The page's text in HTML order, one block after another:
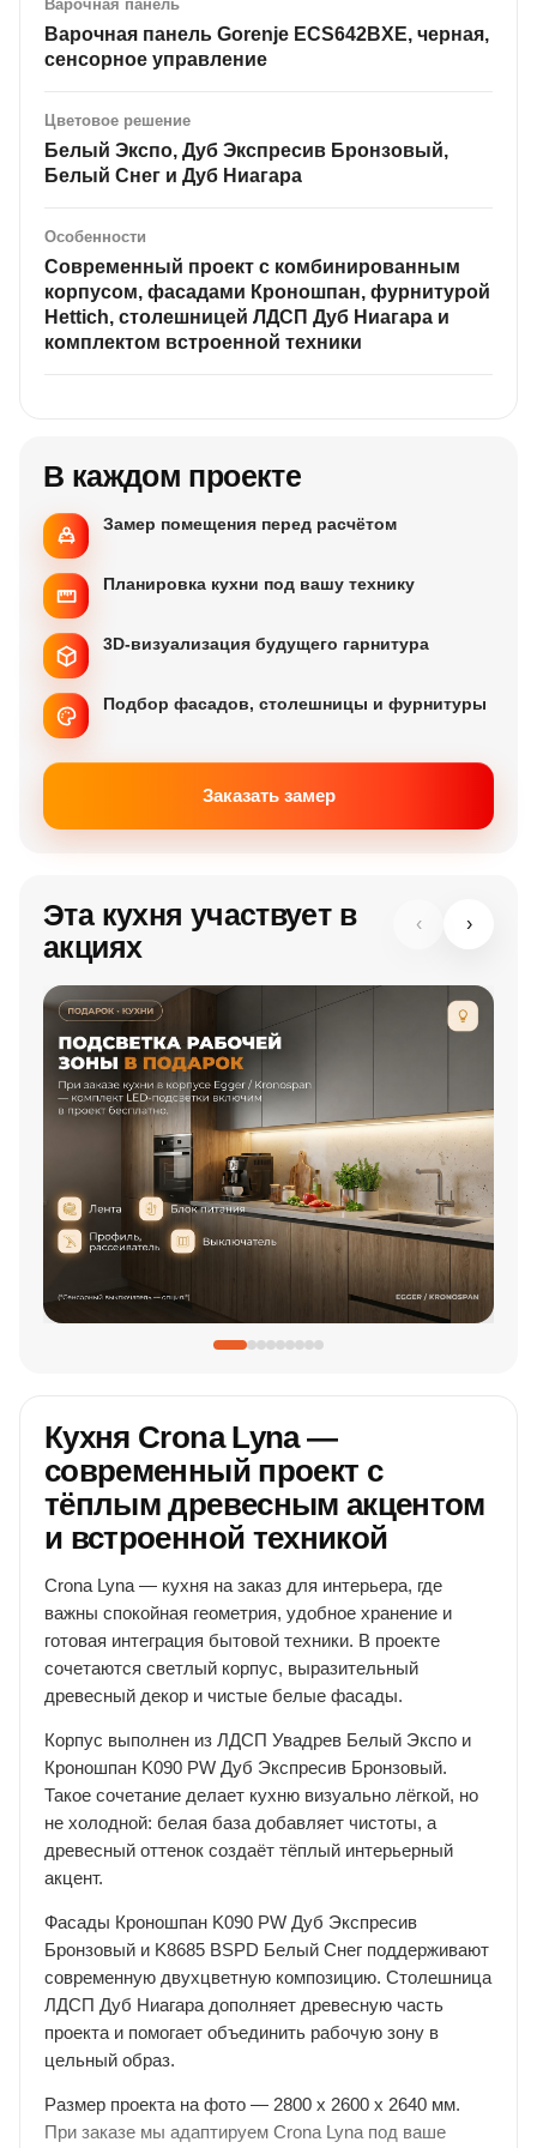
Варочная панель
Варочная панель Gorenje ECS642BXE, черная,
сенсорное управление
Цветовое решение
Белый Экспо, Дуб Экспресив Бронзовый,
Белый Снег и Дуб Ниагара
Особенности
Современный проект с комбинированным
корпусом, фасадами Кроношпан, фурнитурой
Hettich, столешницей ЛДСП Дуб Ниагара и
комплектом встроенной техники
В каждом проекте
Замер помещения перед расчётом
Планировка кухни под вашу технику
3D-визуализация будущего гарнитура
Подбор фасадов, столешницы и фурнитуры
Заказать замер
Эта кухня участвует в
акциях
‹ ›
Кухня Crona Lyna —
современный проект с
тёплым древесным акцентом
и встроенной техникой
Crona Lyna — кухня на заказ для интерьера, где
важны спокойная геометрия, удобное хранение и
готовая интеграция бытовой техники. В проекте
сочетаются светлый корпус, выразительный
древесный декор и чистые белые фасады.
Корпус выполнен из ЛДСП Увадрев Белый Экспо и
Кроношпан K090 PW Дуб Экспресив Бронзовый.
Такое сочетание делает кухню визуально лёгкой, но
не холодной: белая база добавляет чистоты, а
древесный оттенок создаёт тёплый интерьерный
акцент.
Фасады Кроношпан K090 PW Дуб Экспресив
Бронзовый и K8685 BSPD Белый Снег поддерживают
современную двухцветную композицию. Столешница
ЛДСП Дуб Ниагара дополняет древесную часть
проекта и помогает объединить рабочую зону в
цельный образ.
Размер проекта на фото — 2800 х 2600 х 2640 мм.
При заказе мы адаптируем Crona Lyna под ваше